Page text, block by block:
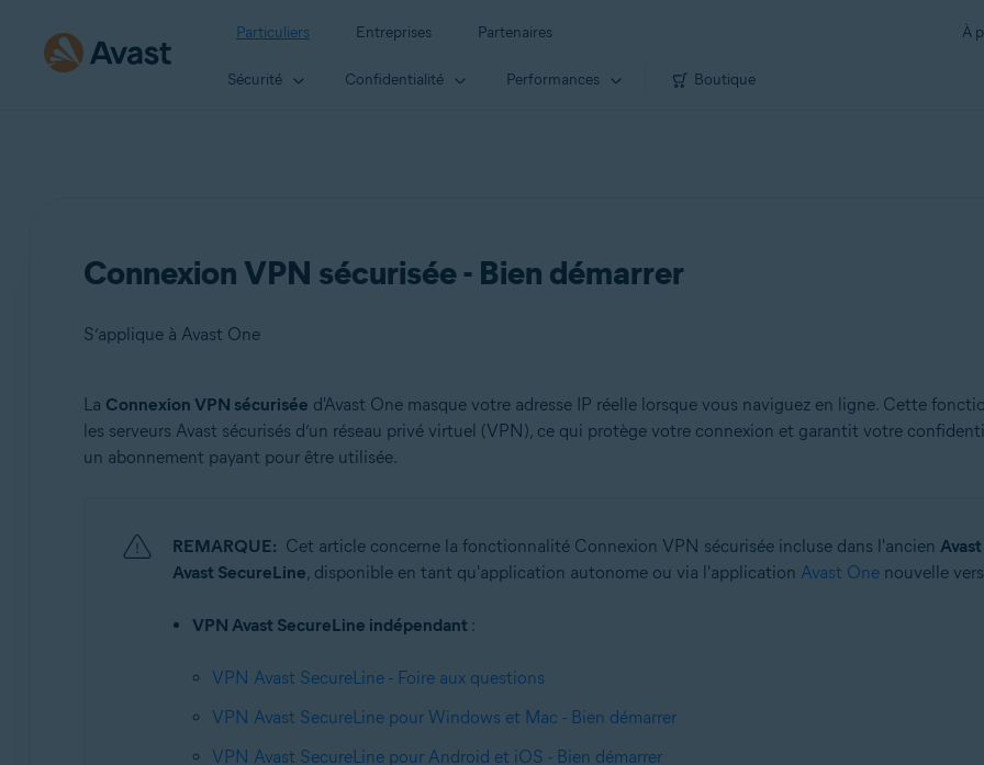
Particuliers Entreprises Partenaires À
Sécurité Confidentialité Performances Boutique
Connexion VPN sécurisée - Bien démarrer
S’applique à Avast One
Produits:
Avast One
Windows, macOS, Android et iOS
La Connexion VPN sécurisée d'Avast One masque votre adresse IP réelle lorsque vous naviguez en ligne. Cette
les serveurs Avast sécurisés d’un réseau privé virtuel (VPN), ce qui protège votre connexion et garantit votre
un abonnement payant pour être utilisée.
REMARQUE: Cet article concerne la fonctionnalité Connexion VPN sécurisée incluse dans l'ancien
Avast SecureLine, disponible en tant qu'application autonome ou via l'application Avast Onenouvelle
VPN Avast SecureLine indépendant :
VPN Avast SecureLine - Foire aux questions
VPN Avast SecureLine pour Windows et Mac - Bien démarrer
VPN Avast SecureLine pour Android et iOS - Bien démarrer